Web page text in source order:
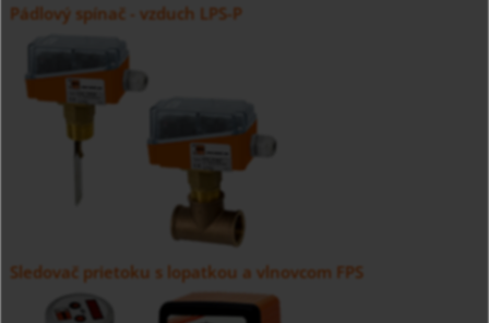
Pádlový spínač - vzduch LPS-P
Sledovač prietoku s lopatkou a vlnovcom FPS